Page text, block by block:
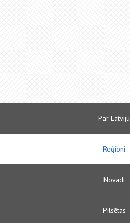
Par Latviju
Reģioni
Novadi
Pilsētas